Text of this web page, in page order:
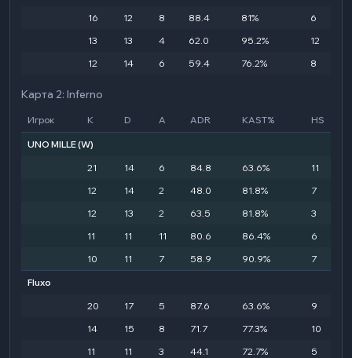
16
12 8 88.4 81% 6
13
13 4 62.0 95.2% 12
12
14 6 59.4 76.2% 8
Карта 2: Inferno
Игрок K D A ADR KAST% HS
UNO MILLE(W)
21
14 6 84.8 63.6% 11
12
14 2 48.0 81.8% 7
12
13 2 63.5 81.8% 3
11
11 11 80.6 86.4% 6
10
11 7 58.9 90.9% 7
Fluxo
20
17 5 87.6 63.6% 9
14
15 8 71.7 77.3% 10
11
11 3 44.1 72.7% 5